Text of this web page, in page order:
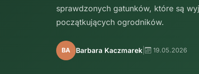
sprawdzonych gatunków, które są
początkujących ogrodników.
BA Barbara Kaczmarek 19.05.2026